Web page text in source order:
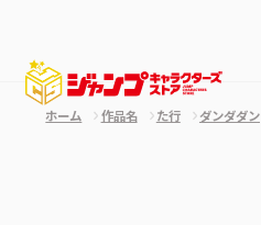
ホーム 作品名 た行 ダンダダン